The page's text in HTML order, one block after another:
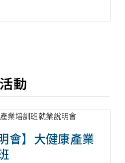
動
會】大健康產業